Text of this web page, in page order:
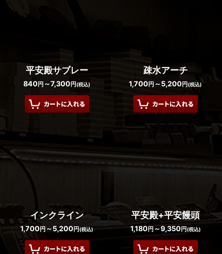
平安殿サブレー
840円 ～7,300円(税込)
疎水アーチ
1,700円 ～5,200円(税込)
インクライン
1,700円～5,200円(税込)
平安殿+平安饅頭
1,180円～9,350円(税込)